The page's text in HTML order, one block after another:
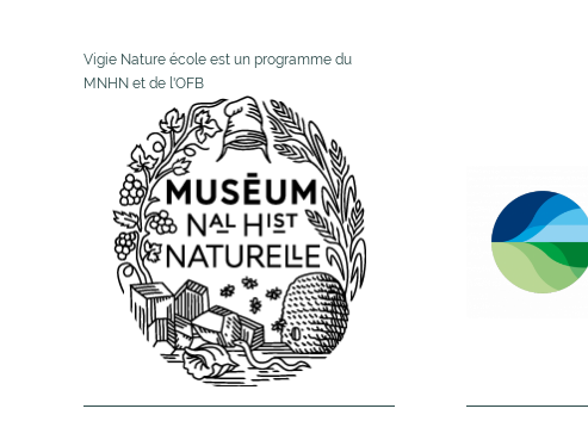
Vigie Nature école est un programme du
MNHN et de l'OFB